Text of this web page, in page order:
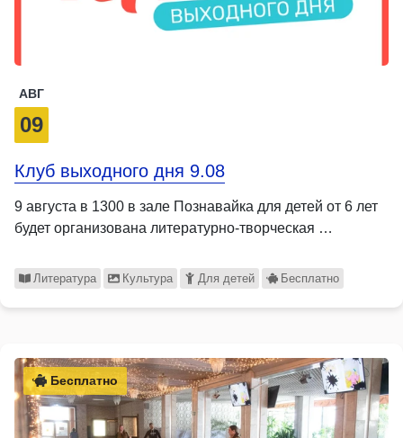
АВГ
09
Клуб выходного дня 9.08
9 августа в 1300 в зале Познавайка для детей от 6 лет
будет организована литературно-творческая …
Литература Культура Для детей Бесплатно
Бесплатно